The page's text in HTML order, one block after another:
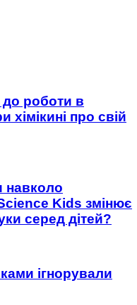
до роботи в
хімікині про свій
навколо
Kids змінює
серед дітей?
ігнорували